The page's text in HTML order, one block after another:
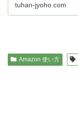
tuhan-jyoho.com
Amazon 使い方